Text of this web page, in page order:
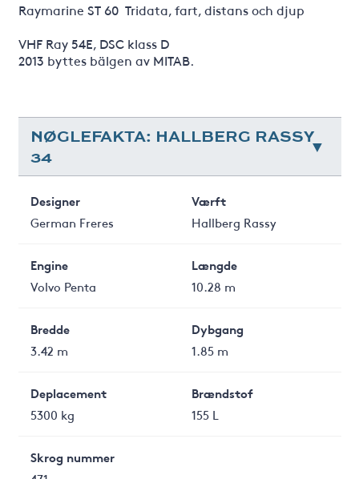
Raymarine ST 60 Tridata, fart, distans och djup
VHF Ray 54E, DSC klass D
2013 byttes bälgen av MITAB.
NØGLEFAKTA: HALLBERG RASSY
34
Designer
German Freres
Værft
Hallberg Rassy
Engine
Volvo Penta
Længde
10.28 m
Bredde
3.42 m
Dybgang
1.85 m
Deplacement
5300 kg
Brændstof
155 L
Skrog nummer